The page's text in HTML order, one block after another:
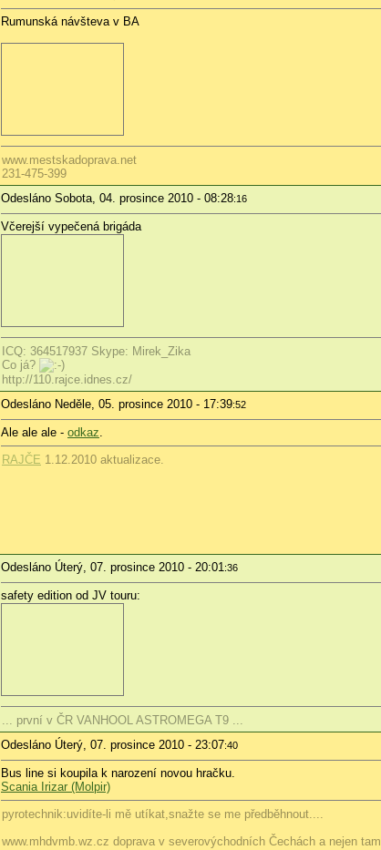
Rumunská návšteva v BA
www.mestskadoprava.net
231-475-399
Odesláno Sobota, 04. prosince 2010 - 08:28:16
Včerejší vypečená brigáda
ICQ: 364517937 Skype: Mirek_Zika
Co já?
http://110.rajce.idnes.cz/
Odesláno Neděle, 05. prosince 2010 - 17:39:52
Ale ale ale - odkaz.
RAJČE 1.12.2010 aktualizace.
Odesláno Úterý, 07. prosince 2010 - 20:01:36
safety edition od JV touru:
... první v ČR VANHOOL ASTROMEGA T9 ...
Odesláno Úterý, 07. prosince 2010 - 23:07:40
Bus line si koupila k narození novou hračku.
Scania Irizar (Molpir)
pyrotechnik:uvidíte-li mě utíkat,snažte se me předběhnout....
www.mhdvmb.wz.cz doprava v severovýchodních Čechách a nejen tam